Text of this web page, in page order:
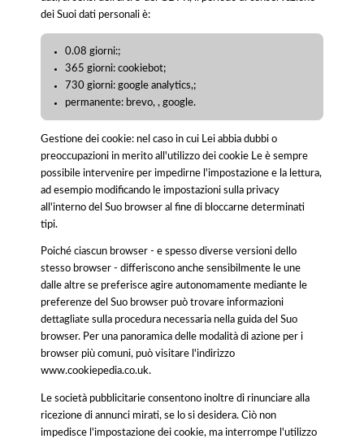
dei Suoi dati personali è:
0.08 giorni:;
365 giorni: cookiebot;
730 giorni: google analytics,;
permanente: brevo, , google.
Gestione dei cookie: nel caso in cui Lei abbia dubbi o
preoccupazioni in merito all'utilizzo dei cookie Le è sempre
possibile intervenire per impedirne l'impostazione e la lettura,
ad esempio modificando le impostazioni sulla privacy
all'interno del Suo browser al fine di bloccarne determinati
tipi.
Poiché ciascun browser - e spesso diverse versioni dello
stesso browser - differiscono anche sensibilmente le une
dalle altre se preferisce agire autonomamente mediante le
preferenze del Suo browser può trovare informazioni
dettagliate sulla procedura necessaria nella guida del Suo
browser. Per una panoramica delle modalità di azione per i
browser più comuni, può visitare l'indirizzo
www.cookiepedia.co.uk.
Le società pubblicitarie consentono inoltre di rinunciare alla
ricezione di annunci mirati, se lo si desidera. Ciò non
impedisce l'impostazione dei cookie, ma interrompe l'utilizzo